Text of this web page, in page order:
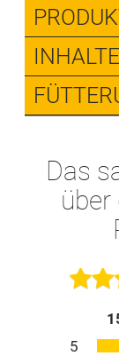
INHALTE
Das
über
5